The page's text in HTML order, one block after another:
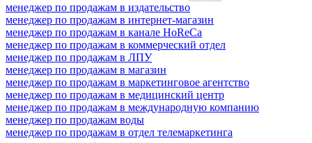
менеджер по продажам в издательство
менеджер по продажам в интернет-магазин
менеджер по продажам в канале HoReCa
менеджер по продажам в коммерческий отдел
менеджер по продажам в ЛПУ
менеджер по продажам в магазин
менеджер по продажам в маркетинговое агентство
менеджер по продажам в медицинский центр
менеджер по продажам в международную компанию
менеджер по продажам воды
менеджер по продажам в отдел телемаркетинга